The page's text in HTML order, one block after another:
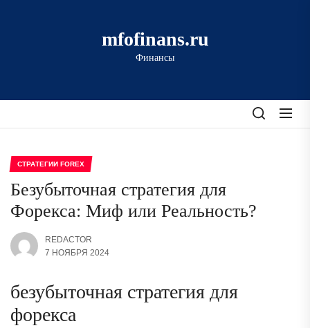
mfofinans.ru
Финансы
СТРАТЕГИИ FOREX
Безубыточная стратегия для
Форекса: Миф или Реальность?
REDACTOR
7 НОЯБРЯ 2024
безубыточная стратегия для
форекса